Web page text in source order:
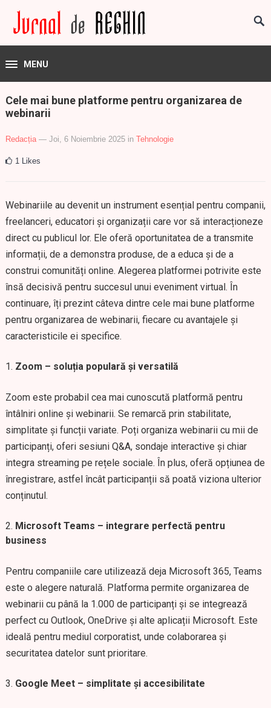
MENU
Cele mai bune platforme pentru organizarea de
webinarii
Redacția — Joi, 6 Noiembrie 2025 in Tehnologie
1 Likes
Webinariile au devenit un instrument esențial pentru companii,
freelanceri, educatori și organizații care vor să interacționeze
direct cu publicul lor. Ele oferă oportunitatea de a transmite
informații, de a demonstra produse, de a educa și de a
construi comunități online. Alegerea platformei potrivite este
însă decisivă pentru succesul unui eveniment virtual. În
continuare, îți prezint câteva dintre cele mai bune platforme
pentru organizarea de webinarii, fiecare cu avantajele și
caracteristicile ei specifice.
Zoom – soluția populară și versatilă
Zoom este probabil cea mai cunoscută platformă pentru
întâlniri online și webinarii. Se remarcă prin stabilitate,
simplitate și funcții variate. Poți organiza webinarii cu mii de
participanți, oferi sesiuni Q&A, sondaje interactive și chiar
integra streaming pe rețele sociale. În plus, oferă opțiunea de
înregistrare, astfel încât participanții să poată viziona ulterior
conținutul.
Microsoft Teams – integrare perfectă pentru
business
Pentru companiile care utilizează deja Microsoft 365, Teams
este o alegere naturală. Platforma permite organizarea de
webinarii cu până la 1.000 de participanți și se integrează
perfect cu Outlook, OneDrive și alte aplicații Microsoft. Este
ideală pentru mediul corporatist, unde colaborarea și
securitatea datelor sunt prioritare.
Google Meet – simplitate și accesibilitate